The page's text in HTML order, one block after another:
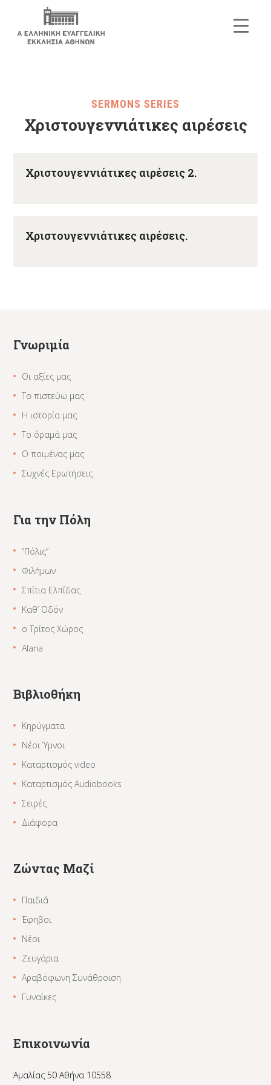
SERMONS SERIES
Χριστουγεννιάτικες αιρέσεις
Χριστουγεννιάτικες αιρέσεις 2.
Χριστουγεννιάτικες αιρέσεις.
Γνωριμία
Οι αξίες μας
Το πιστεύω μας
Η ιστορία μας
Το όραμά μας
Ο ποιμένας μας
Συχνές Ερωτήσεις
Για την Πόλη
“Πόλις”
Φιλήμων
Σπίτια Ελπίδας
Καθ’ Οδόν
ο Τρίτος Χώρος
Alana
Βιβλιοθήκη
Κηρύγματα
Νέοι Ύμνοι
Καταρτισμός video
Καταρτισμός Audiobooks
Σειρές
Διάφορα
Ζώντας Μαζί
Παιδιά
Έφηβοι
Νέοι
Ζευγάρια
Αραβόφωνη Συνάθροιση
Γυναίκες
Επικοινωνία
Αμαλίας 50 Αθήνα 10558